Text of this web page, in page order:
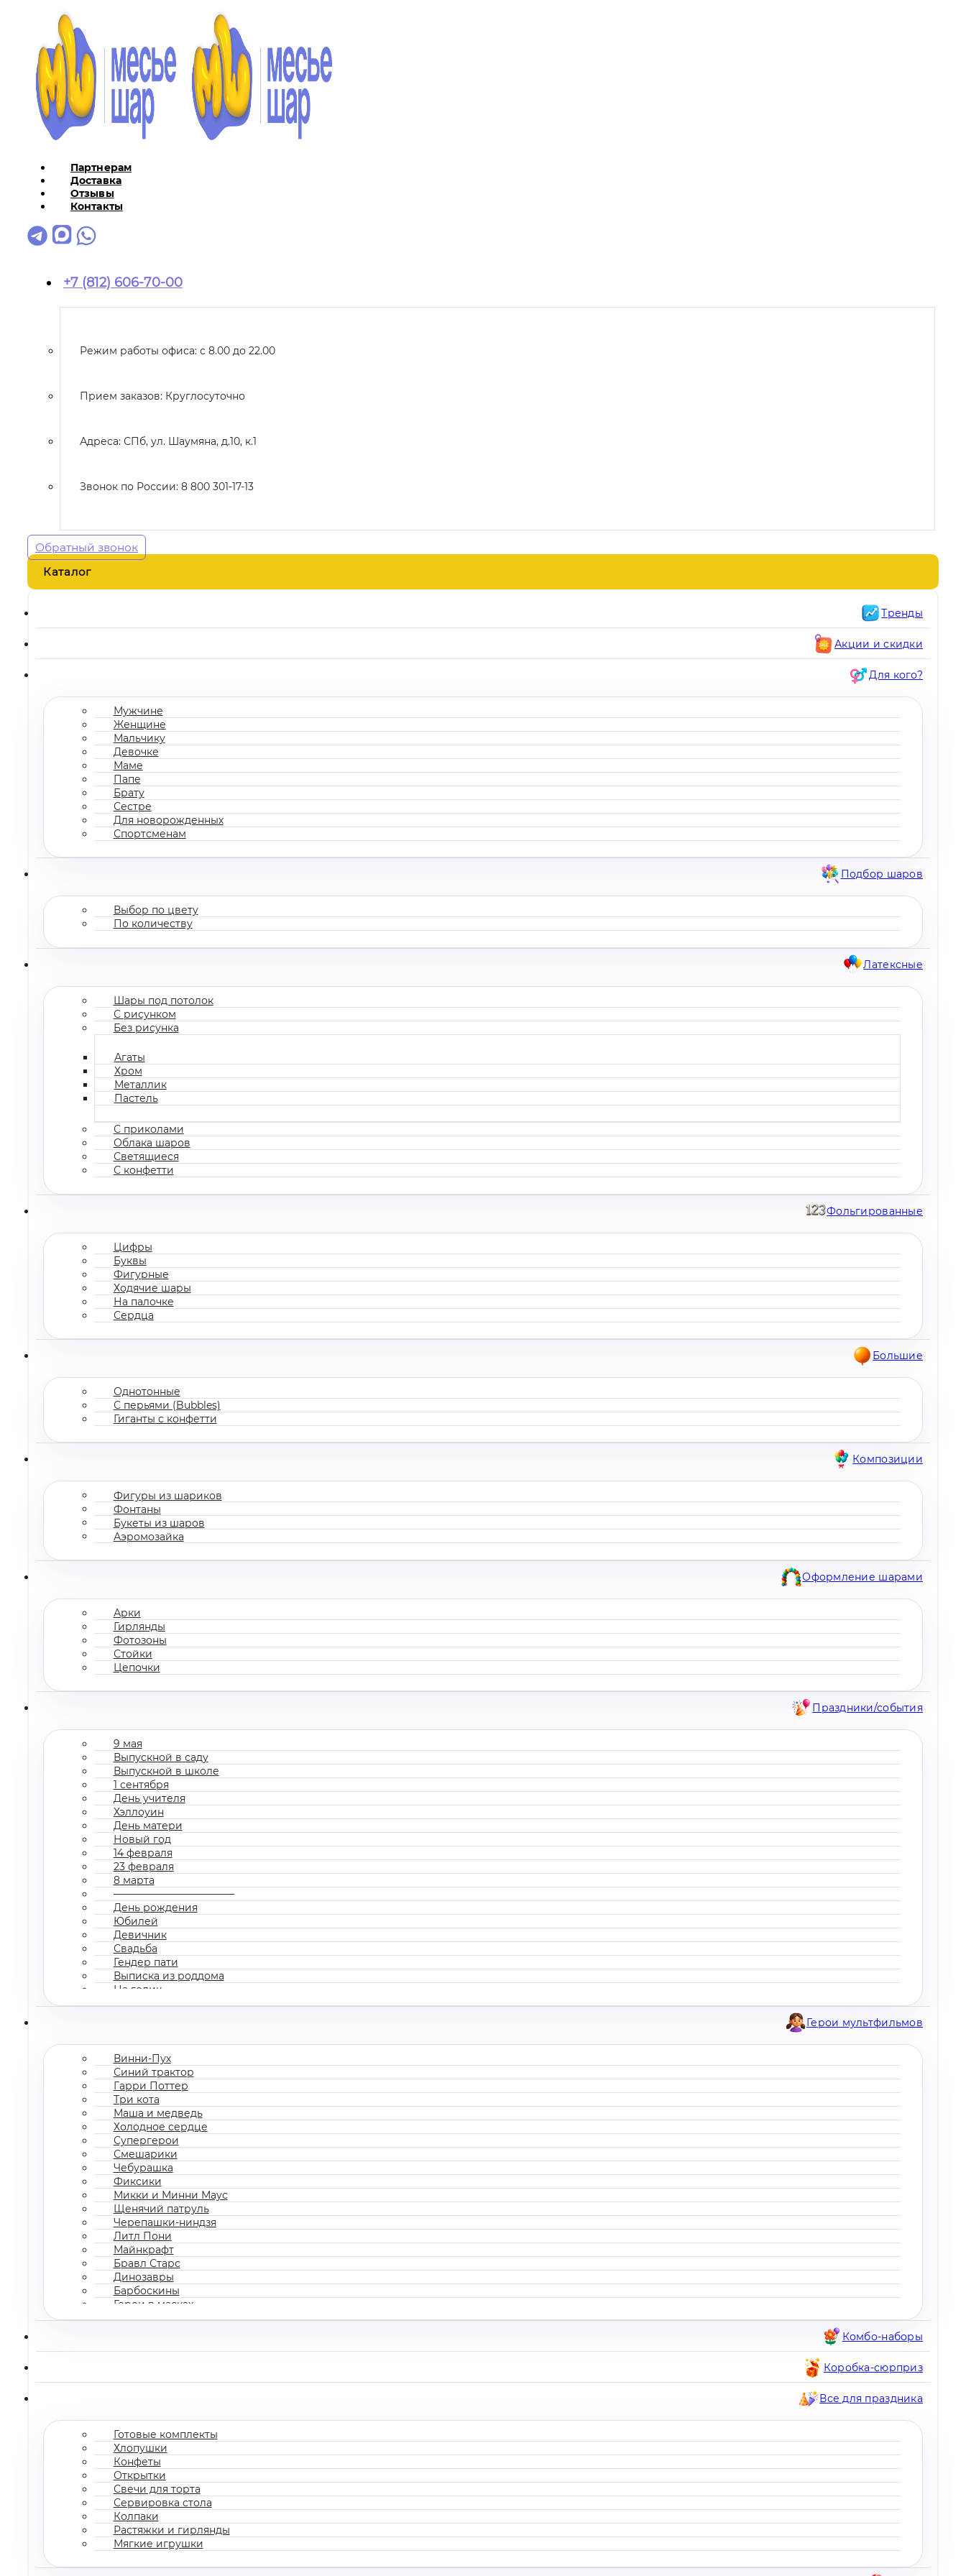
Партнерам
Доставка
Отзывы
Контакты
+7 (812) 606-70-00
Режим работы офиса: с 8.00 до 22.00
Прием заказов: Круглосуточно
Адреса: СПб, ул. Шаумяна, д.10, к.1
Звонок по России: 8 800 301-17-13
Обратный звонок
Каталог
Тренды
Акции и скидки
Для кого?
Мужчине
Женщине
Мальчику
Девочке
Маме
Папе
Брату
Сестре
Для новорожденных
Спортсменам
Подбор шаров
Выбор по цвету
По количеству
Латексные
Шары под потолок
С рисунком
Без рисунка
Агаты
Хром
Металлик
Пастель
С приколами
Облака шаров
Светящиеся
С конфетти
Фольгированные
Цифры
Буквы
Фигурные
Ходячие шары
На палочке
Сердца
Большие
Однотонные
С перьями (Bubbles)
Гиганты с конфетти
Композиции
Фигуры из шариков
Фонтаны
Букеты из шаров
Аэромозайка
Оформление шарами
Арки
Гирлянды
Фотозоны
Стойки
Цепочки
Праздники/события
9 мая
Выпускной в саду
Выпускной в школе
1 сентября
День учителя
Хэллоуин
День матери
Новый год
14 февраля
23 февраля
8 марта
————————————
День рождения
Юбилей
Девичник
Свадьба
Гендер пати
Выписка из роддома
На годик
Корпоратив
Герои мультфильмов
Винни-Пух
Синий трактор
Гарри Поттер
Три кота
Маша и медведь
Холодное сердце
Супергерои
Смешарики
Чебурашка
Фиксики
Микки и Минни Маус
Щенячий патруль
Черепашки-ниндзя
Литл Пони
Майнкрафт
Бравл Старс
Динозавры
Барбоскины
Герои в масках
Все мультгерои
Комбо-наборы
Коробка-сюрприз
Все для праздника
Готовые комплекты
Хлопушки
Конфеты
Открытки
Свечи для торта
Сервировка стола
Колпаки
Растяжки и гирлянды
Мягкие игрушки